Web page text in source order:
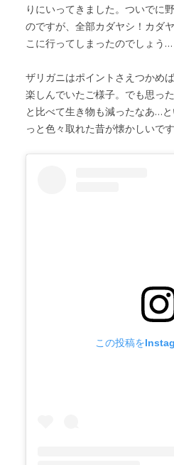
りにいってきました。ついでに
のですが、全部カダヤシ！カダ
こに行ってしまったのでしょう…
ザリガニはポイントさえつかめ
楽しんでいたご様子。でも思っ
と比べて生き物も減ったなあ…
っと色々取れた昔が懐かしいです
この投稿を